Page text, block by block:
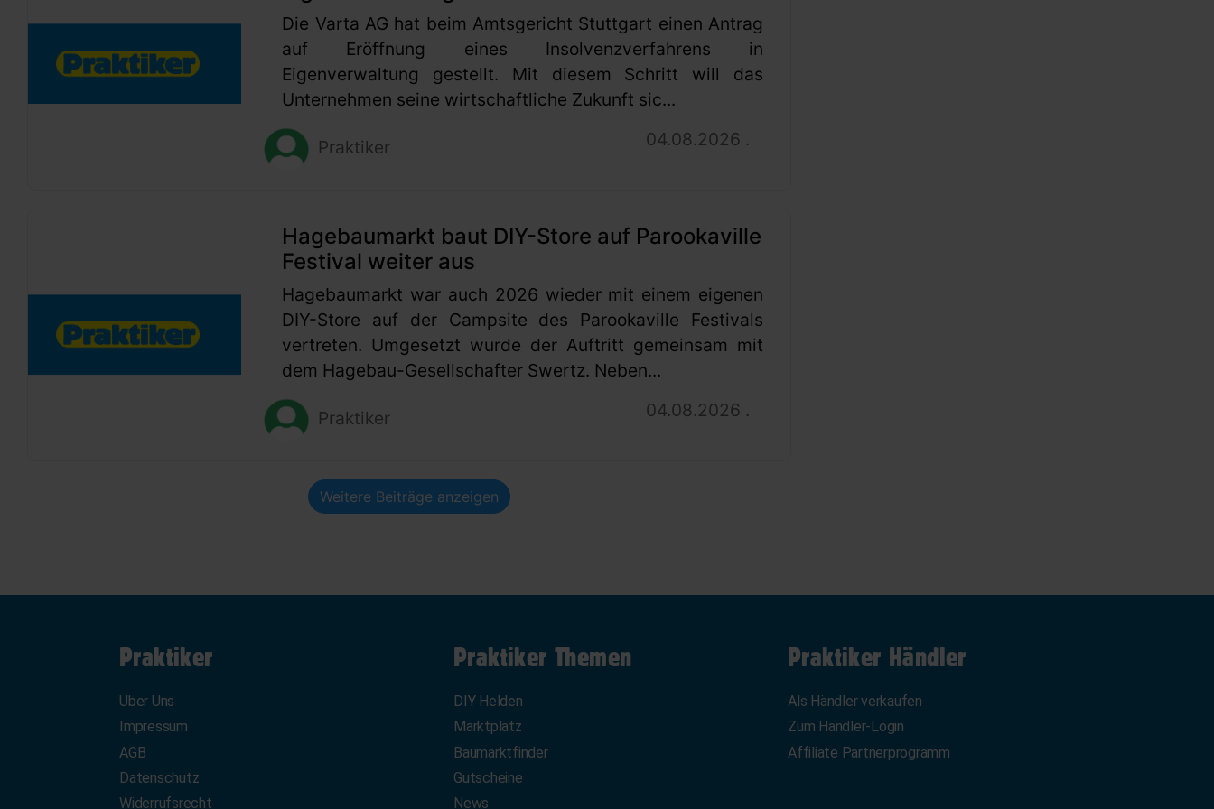
Die Varta AG hat beim Amtsgericht Stuttgart einen Antrag
auf Eröffnung eines Insolvenzverfahrens in
Eigenverwaltung gestellt. Mit diesem Schritt will das
Unternehmen seine wirtschaftliche Zukunft sic...
Praktiker 04.08.2026 .
Hagebaumarkt baut DIY-Store auf Parookaville
Festival weiter aus
Hagebaumarkt war auch 2026 wieder mit einem eigenen
DIY-Store auf der Campsite des Parookaville Festivals
vertreten. Umgesetzt wurde der Auftritt gemeinsam mit
dem Hagebau-Gesellschafter Swertz. Neben...
Praktiker 04.08.2026 .
Weitere Beiträge anzeigen
Praktiker
Über Uns
Impressum
AGB
Datenschutz
Widerrufsrecht
Praktiker Themen
DIY Helden
Marktplatz
Baumarktfinder
Gutscheine
News
Praktiker Händler
Als Händler verkaufen
Zum Händler-Login
Affiliate Partnerprogramm